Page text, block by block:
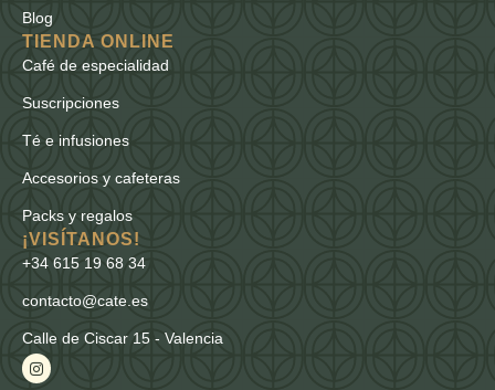
Blog
TIENDA ONLINE
Café de especialidad
Suscripciones
Té e infusiones
Accesorios y cafeteras
Packs y regalos
¡VISÍTANOS!
+34 615 19 68 34
contacto@cate.es
Calle de Ciscar 15 - Valencia